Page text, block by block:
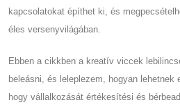
kapcsolatokat építhet ki, és
éles versenyvilágában.
Ebben a cikkben a kreatív viccek
beleásni, és leleplezem, hogyan lehetnek
hogy vállalkozását értékesítési és